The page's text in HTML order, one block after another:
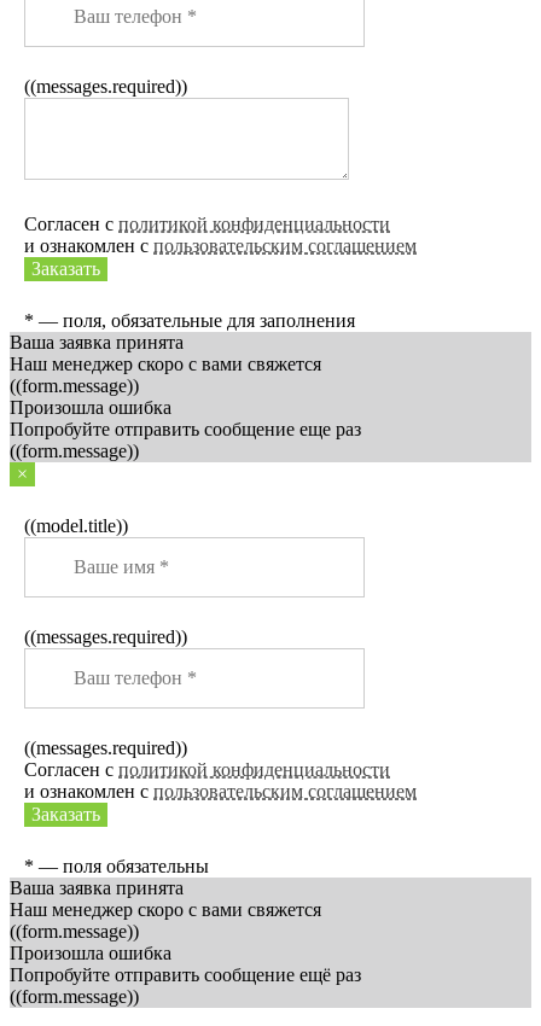
((messages.required))
Согласен с политикой конфиденциальности
и ознакомлен с пользовательским соглашением
Заказать
* — поля, обязательные для заполнения
Ваша заявка принята
Наш менеджер скоро с вами свяжется
((form.message))
Произошла ошибка
Попробуйте отправить сообщение еще раз
((form.message))
×
((model.title))
((messages.required))
((messages.required))
Согласен с политикой конфиденциальности
и ознакомлен с пользовательским соглашением
Заказать
* — поля обязательны
Ваша заявка принята
Наш менеджер скоро с вами свяжется
((form.message))
Произошла ошибка
Попробуйте отправить сообщение ещё раз
((form.message))